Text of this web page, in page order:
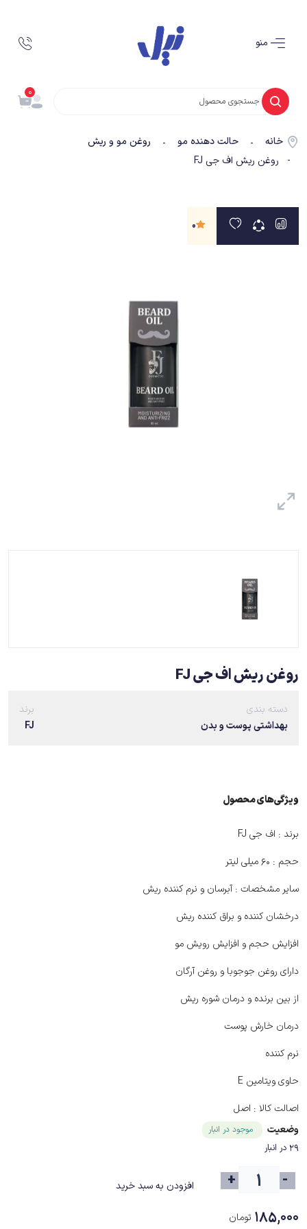
0
خانه - حالت دهنده مو -
روغن مو و ریش
- روغن ریش اف جی FJ
0
روغن ریش اف جی FJ
دسته بندی
بهداشتی پوست و بدن
برند
FJ
ویژگی‌های ﻣﺤﺼﻮل
برند : اف جی FJ
حجم : 60 میلی لیتر
سایر مشخصات :آبرسان و نرم کننده ریش
درخشان کننده و براق کننده ریش
افزایش حجم و افزایش رویش مو
دارای روغن جوجوبا و روغن آرگان
از بین برنده و درمان شوره ریش
درمان خارش پوست
نرم کننده
حاوی ویتامین E
اصالت کالا : اصل
وضعیت
موجود در انبار
29 در انبار
-
+ افزودن به سبد خرید
۱۸۵,۰۰۰ تومان